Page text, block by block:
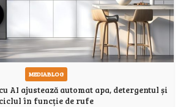
MEDIABLOG
AI ajustează automat apa, detergentul și
ciclul în funcție de rufe